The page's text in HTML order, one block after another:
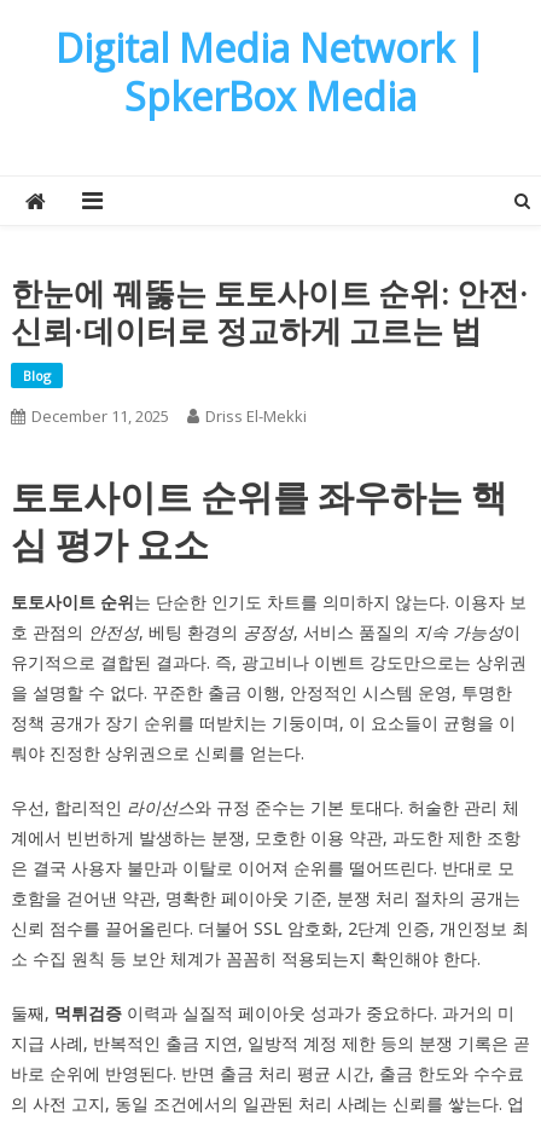
Digital Media Network |
SpkerBox Media
한눈에 꿰뚫는 토토사이트 순위: 안전·
신뢰·데이터로 정교하게 고르는 법
Blog
December 11, 2025 Driss El-Mekki
토토사이트 순위를 좌우하는 핵
심 평가 요소
토토사이트 순위는 단순한 인기도 차트를 의미하지 않는다. 이용자 보
호 관점의 안전성, 베팅 환경의 공정성, 서비스 품질의 지속 가능성이
유기적으로 결합된 결과다. 즉, 광고비나 이벤트 강도만으로는 상위권
을 설명할 수 없다. 꾸준한 출금 이행, 안정적인 시스템 운영, 투명한
정책 공개가 장기 순위를 떠받치는 기둥이며, 이 요소들이 균형을 이
뤄야 진정한 상위권으로 신뢰를 얻는다.
우선, 합리적인 라이선스와 규정 준수는 기본 토대다. 허술한 관리 체
계에서 빈번하게 발생하는 분쟁, 모호한 이용 약관, 과도한 제한 조항
은 결국 사용자 불만과 이탈로 이어져 순위를 떨어뜨린다. 반대로 모
호함을 걷어낸 약관, 명확한 페이아웃 기준, 분쟁 처리 절차의 공개는
신뢰 점수를 끌어올린다. 더불어 SSL 암호화, 2단계 인증, 개인정보 최
소 수집 원칙 등 보안 체계가 꼼꼼히 적용되는지 확인해야 한다.
둘째, 먹튀검증이력과 실질적 페이아웃 성과가 중요하다. 과거의 미
지급 사례, 반복적인 출금 지연, 일방적 계정 제한 등의 분쟁 기록은 곧
바로 순위에 반영된다. 반면 출금 처리 평균 시간, 출금 한도와 수수료
의 사전 고지, 동일 조건에서의 일관된 처리 사례는 신뢰를 쌓는다. 업